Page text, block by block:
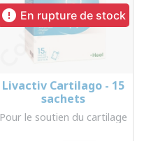
 En rupture de stock
Livactiv Cartilago - 15
sachets
Pour le soutien du cartilage